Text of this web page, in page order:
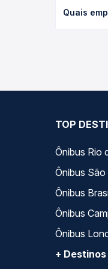
poltrona e
Quais
TOP
Ônibus Rio
Ônibus São
Ônibus
Ônibus
Ônibus
+ Destinos